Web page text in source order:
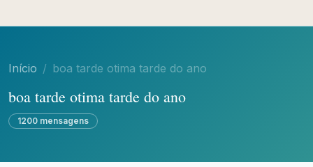
Início boa tarde otima tarde do ano
boa tarde otima tarde do ano
1200 mensagens